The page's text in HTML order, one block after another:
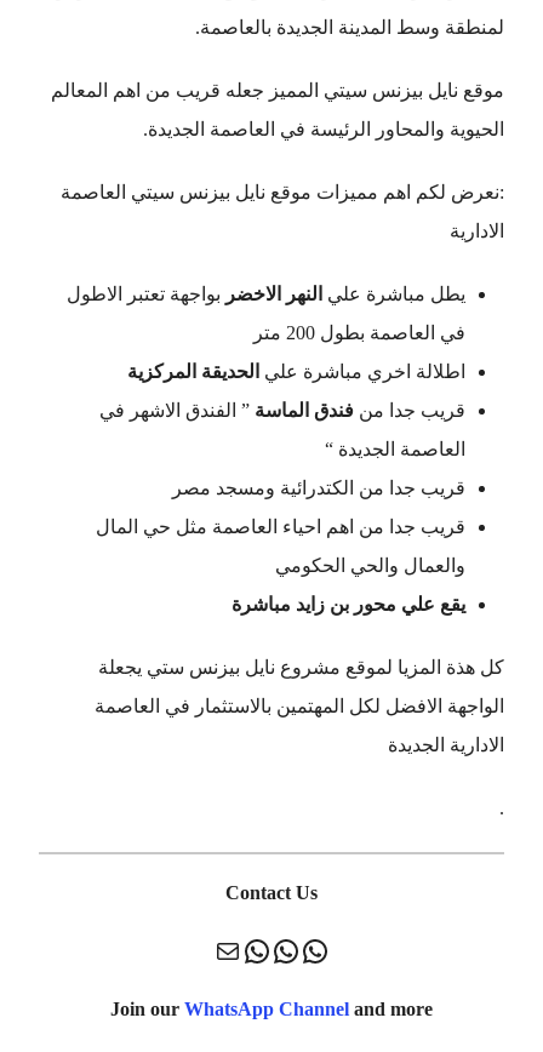
لمنطقة وسط المدينة الجديدة بالعاصمة.
موقع نايل بيزنس سيتي المميز جعله قريب من اهم المعالم
الحيوية والمحاور الرئيسة في العاصمة الجديدة.
:نعرض لكم اهم مميزات موقع نايل بيزنس سيتي العاصمة
الادارية
يطل مباشرة علي النهر الاخضر بواجهة تعتبر الاطول
في العاصمة بطول 200 متر
اطلالة اخري مباشرة علي الحديقة المركزية
قريب جدا من فندق الماسة ” الفندق الاشهر في
العاصمة الجديدة “
قريب جدا من الكتدرائية ومسجد مصر
قريب جدا من اهم احياء العاصمة مثل حي المال
والعمال والحي الحكومي
يقع علي محور بن زايد مباشرة
كل هذة المزيا لموقع مشروع نايل بيزنس ستي يجعلة
الواجهة الافضل لكل المهتمين بالاستثمار في العاصمة
الادارية الجديدة
.
Contact Us
Join our WhatsApp Channel and more